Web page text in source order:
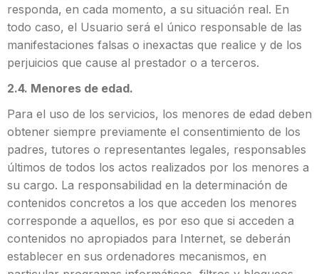
responda, en cada momento, a su situación real. En
todo caso, el Usuario será el único responsable de las
manifestaciones falsas o inexactas que realice y de los
perjuicios que cause al prestador o a terceros.
2.4. Menores de edad.
Para el uso de los servicios, los menores de edad deben
obtener siempre previamente el consentimiento de los
padres, tutores o representantes legales, responsables
últimos de todos los actos realizados por los menores a
su cargo. La responsabilidad en la determinación de
contenidos concretos a los que acceden los menores
corresponde a aquellos, es por eso que si acceden a
contenidos no apropiados para Internet, se deberán
establecer en sus ordenadores mecanismos, en